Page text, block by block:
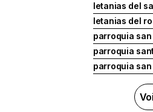
letanias del
letanias del
parroquia
parroquia
parroquia